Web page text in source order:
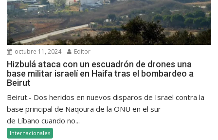
octubre 11, 2024 Editor
Hizbulá ataca con un escuadrón de drones una
base militar israelí en Haifa tras el bombardeo a
Beirut
Beirut.- Dos heridos en nuevos disparos de Israel contra la
base principal de Naqoura de la ONU en el sur
de Líbano cuando no...
Internacionales